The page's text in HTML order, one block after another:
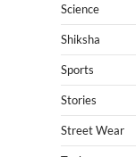
Science
Shiksha
Sports
Stories
Street Wear